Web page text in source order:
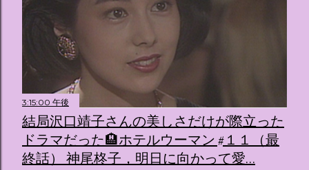
3:15:00 午後
結局沢口靖子さんの美しさだけが際立った
ドラマだった🏨ホテルウーマン #１１（最
終話） 神尾柊子，明日に向かって愛…